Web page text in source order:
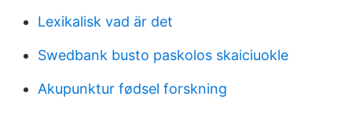
Lexikalisk vad är det
Swedbank busto paskolos skaiciuokle
Akupunktur fødsel forskning